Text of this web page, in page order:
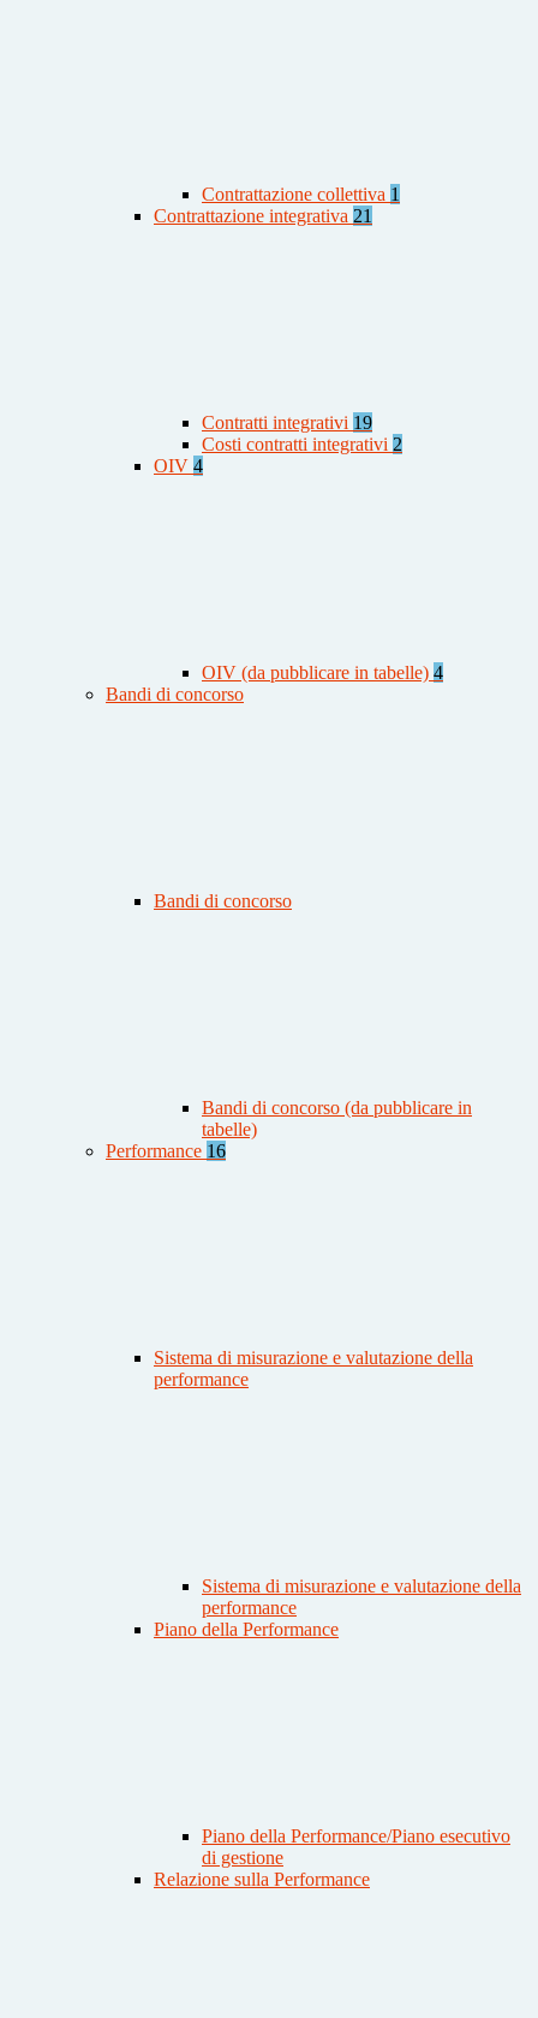
Contrattazione collettiva 1
Contrattazione integrativa 21
Contratti integrativi 19
Costi contratti integrativi 2
OIV 4
OIV (da pubblicare in tabelle) 4
Bandi di concorso
Bandi di concorso
Bandi di concorso (da pubblicare in
tabelle)
Performance 16
Sistema di misurazione e valutazione della
performance
Sistema di misurazione e valutazione della
performance
Piano della Performance
Piano della Performance/Piano esecutivo
di gestione
Relazione sulla Performance